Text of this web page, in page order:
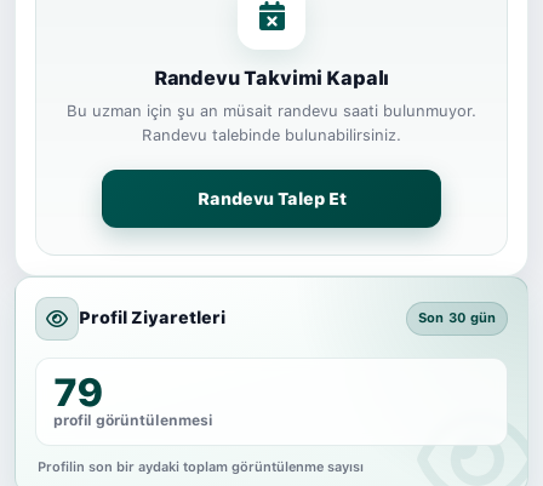
Randevu Takvimi Kapalı
Bu uzman için şu an müsait randevu saati bulunmuyor.
Randevu talebinde bulunabilirsiniz.
Randevu Talep Et
Profil Ziyaretleri Son 30 gün
79
profil görüntülenmesi
Profilin son bir aydaki toplam görüntülenme sayısı